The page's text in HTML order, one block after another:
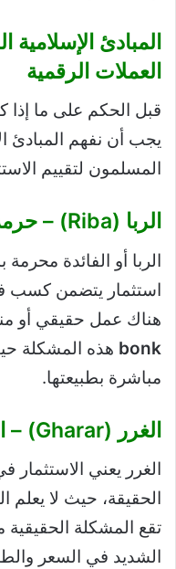
المبادئ الإسلامية
العملات الرقمية
قبل الحكم على ما إذا
يجب أن نفهم المبادئ
المسلمون لتقييم
الربا (Riba) – حرمة الفائدة
الربا أو الفائدة
استثمار يتضمن كسب
هناك عمل حقيقي أو
bonk هذه المشكلة
مباشرة بطبيعتها.
الغرر (Gharar) – الغموض والعدم التأكد
الغرر يعني الاستثمار
الحقيقة، حيث لا يعلم
تقع المشكلة الحقيقية
الشديد في السعر